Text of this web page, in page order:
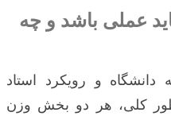
عملی باشد و چه
و رویکرد استاد
طور کلی، هر دو بخش وزن